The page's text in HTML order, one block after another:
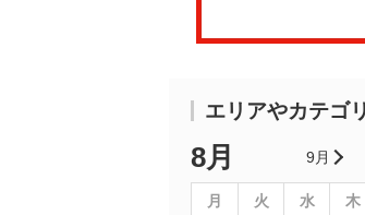
エリアやカテゴ
8月 9月
月 火 水 木